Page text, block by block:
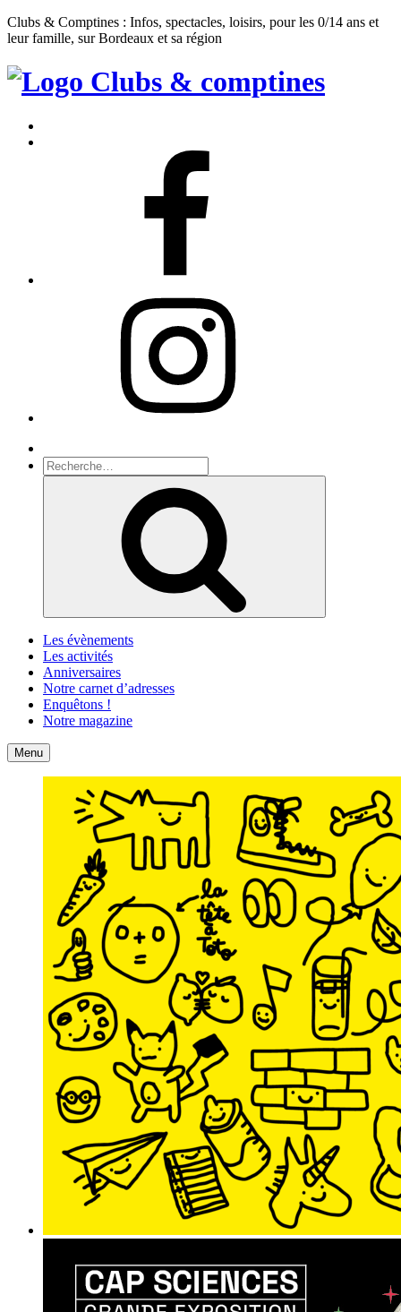
Clubs & Comptines : Infos, spectacles, loisirs, pour les 0/14 ans et
leur famille, sur Bordeaux et sa région
Clubs
Comptines
Recherche
pour
Les évènements
Les activités
Anniversaires
Notre carnet d’adresses
Enquêtons !
Notre magazine
Accueil
Menu Contact